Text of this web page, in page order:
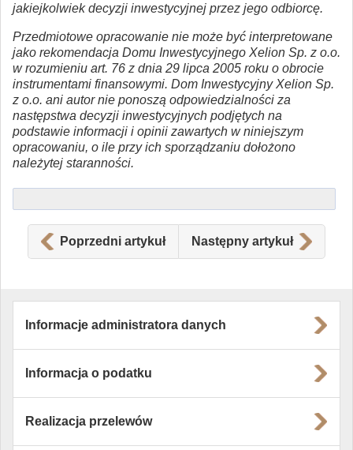
jakiejkolwiek decyzji inwestycyjnej przez jego odbiorcę.
Przedmiotowe opracowanie nie może być interpretowane
jako rekomendacja Domu Inwestycyjnego Xelion Sp. z o.o.
w rozumieniu art. 76 z dnia 29 lipca 2005 roku o obrocie
instrumentami finansowymi. Dom Inwestycyjny Xelion Sp.
z o.o. ani autor nie ponoszą odpowiedzialności za
następstwa decyzji inwestycyjnych podjętych na
podstawie informacji i opinii zawartych w niniejszym
opracowaniu, o ile przy ich sporządzaniu dołożono
należytej staranności.
Poprzedni artykuł Następny artykuł
Informacje administratora danych
Informacja o podatku
Realizacja przelewów